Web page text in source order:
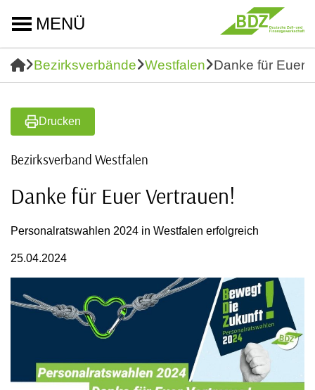
MENÜ
Bezirksverbände Westfalen Danke für Euer
Drucken
Bezirksverband Westfalen
Danke für Euer Vertrauen!
Personalratswahlen 2024 in Westfalen erfolgreich
25.04.2024